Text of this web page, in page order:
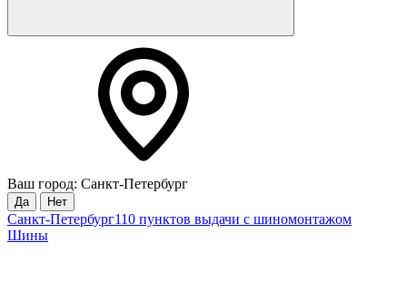
Ваш город: Санкт-Петербург
Да Нет
Санкт-Петербург110 пунктов выдачи с шиномонтажом
Шины